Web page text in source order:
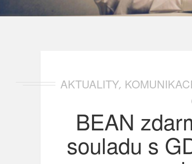
AKTUALITY,
BEAN
souladu s